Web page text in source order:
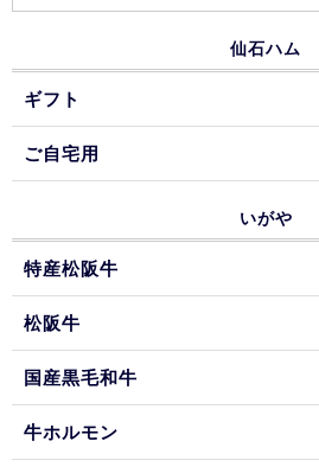
仙石ハム
ギフト
ご自宅用
いがや
特産松阪牛
松阪牛
国産黒毛和牛
牛ホルモン